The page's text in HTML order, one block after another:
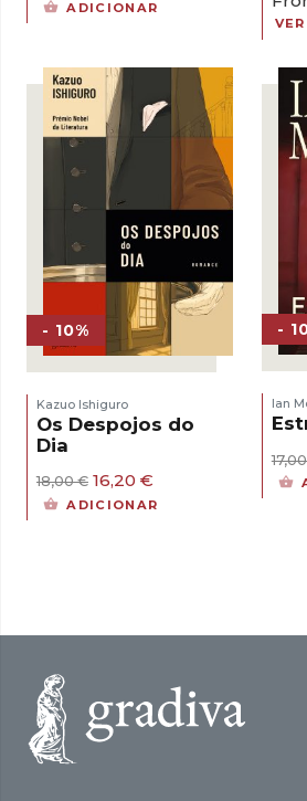
ADICIONAR
- 10%
Kazuo Ishiguro
Os Despojos do
Dia
18,00€ O
preço
16,20 €
preço
ADICIONAR
-
Ian